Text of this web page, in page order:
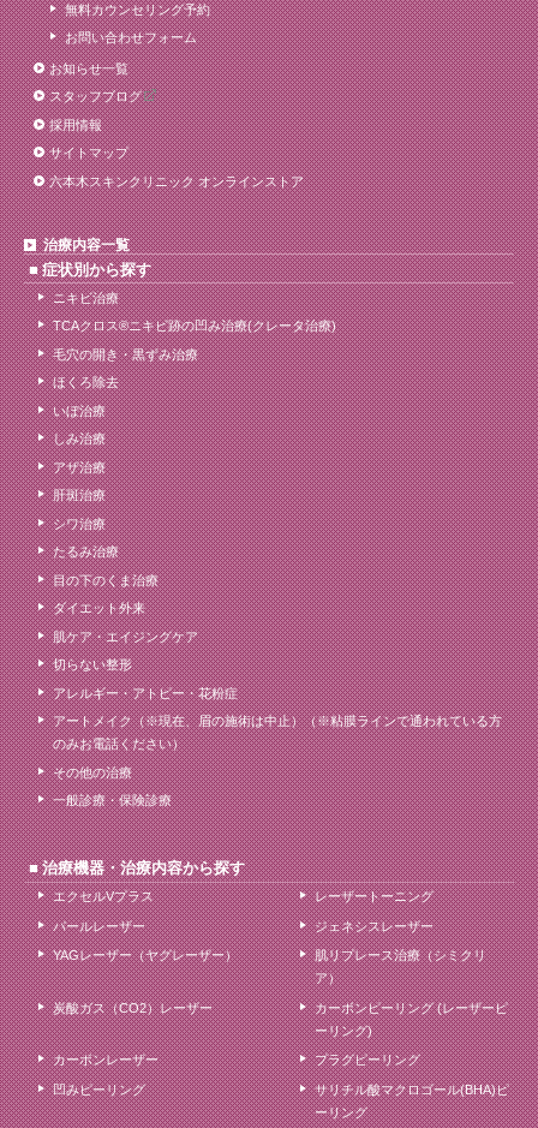
無料カウンセリング予約
お問い合わせフォーム
お知らせ一覧
スタッフブログ
採用情報
サイトマップ
六本木スキンクリニック オンラインストア
治療内容一覧
症状別から探す
ニキビ治療
TCAクロス®ニキビ跡の凹み治療(クレータ治療)
毛穴の開き・黒ずみ治療
ほくろ除去
いぼ治療
しみ治療
アザ治療
肝斑治療
シワ治療
たるみ治療
目の下のくま治療
ダイエット外来
肌ケア・エイジングケア
切らない整形
アレルギー・アトピー・花粉症
アートメイク（※現在、眉の施術は中止）（※粘膜ラインで通われている方
のみお電話ください）
その他の治療
一般診療・保険診療
治療機器・治療内容から探す
エクセルVプラス レーザートーニング
パールレーザー ジェネシスレーザー
YAGレーザー（ヤグレーザー）
肌リプレース治療（シミクリ
ア）
炭酸ガス（CO2）レーザー
カーボンピーリング (レーザーピ
ーリング)
カーボンレーザー プラグピーリング
凹みピーリング
サリチル酸マクロゴール(BHA)ピ
ーリング